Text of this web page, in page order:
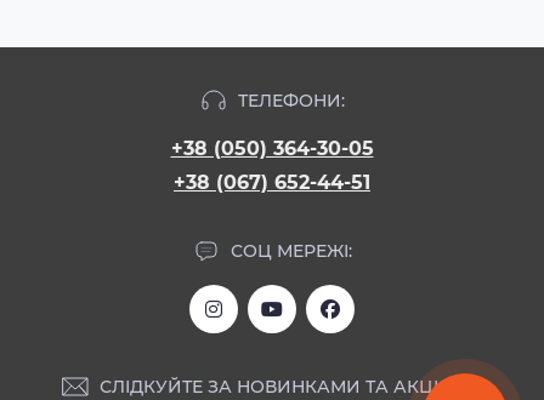
ТЕЛЕФОНИ:
+38 (050) 364-30-05
+38 (067) 652-44-51
СОЦ МЕРЕЖІ:
СЛІДКУЙТЕ ЗА НОВИНКАМИ ТА АКЦІЯМИ: